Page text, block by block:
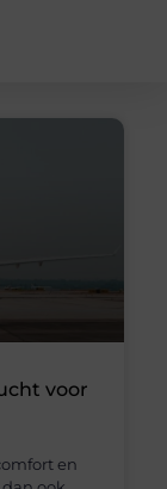
voor
en